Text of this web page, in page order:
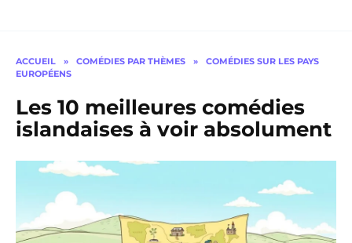
ACCUEIL » COMÉDIES PAR THÈMES »
COMÉDIES SUR LES PAYS
EUROPÉENS
Les 10 meilleures comédies
islandaises à voir absolument